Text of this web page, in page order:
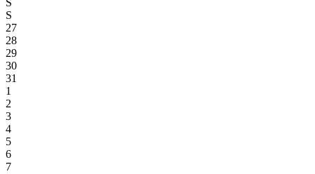
S
27
28
29
30
31
1
2
3
4
5
6
7